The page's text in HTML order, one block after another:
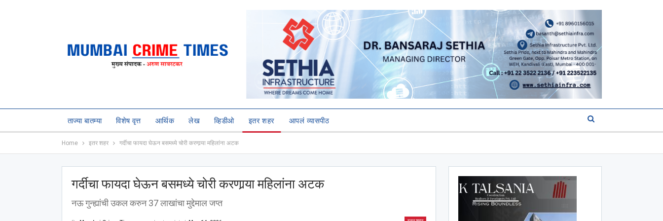
ताज्या बातम्या विशेष वृत्त आर्थिक लेख व्हिडीओ इतर शहर आपलं व्यासपीठ
Home इतर शहर गर्दीचा फायदा घेऊन बसमध्ये चोरी करणार्‍या महिलांना अटक
गर्दीचा फायदा घेऊन बसमध्ये चोरी करणार्‍या महिलांना अटक
नऊ गुन्ह्यांची उकल करुन 37 लाखांचा मुद्देमाल जप्त